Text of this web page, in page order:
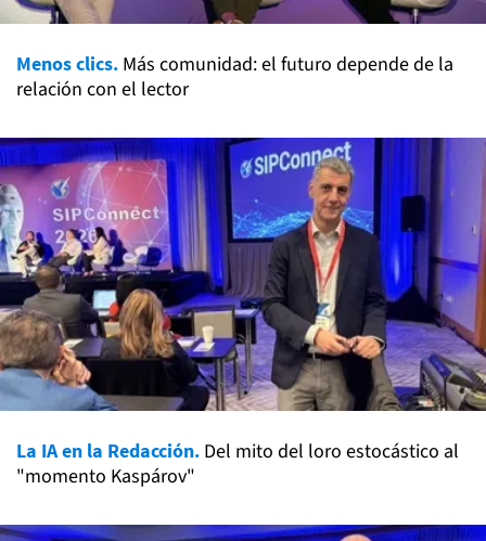
Menos clics. Más comunidad: el futuro depende de la
relación con el lector
La IA en la Redacción. Del mito del loro estocástico al
"momento Kaspárov"